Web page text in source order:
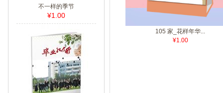
不一样的季节
¥1.00
105 家_花样年华...
¥1.00